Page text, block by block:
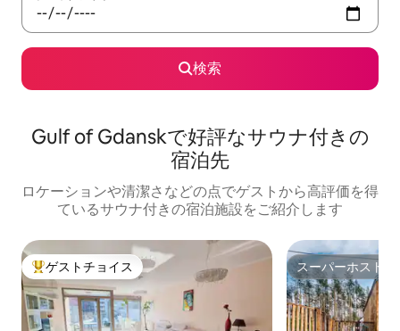
検索
Gulf of Gdanskで好評なサウナ付きの
宿泊先
ロケーションや清潔さなどの点でゲストから高評価を得
ているサウナ付きの宿泊施設をご紹介します
大好評のゲストチョイスです。
ゲストチョイス スーパーホスト
スーパーホスト